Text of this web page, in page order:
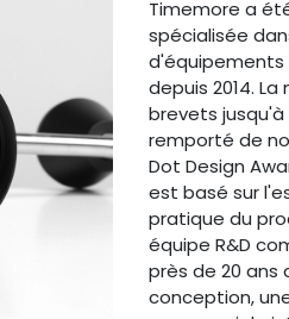
Timemore a
spécialisée
depuis 2014.
brevets
remporté de
Dot Design
est basé sur
pratique du
équipe R&D
près de 20 ans
conception,